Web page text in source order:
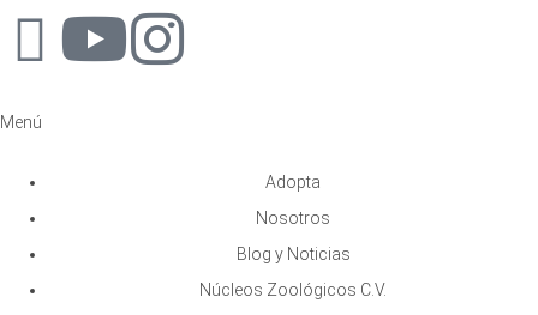
Menú
Adopta
Nosotros
Blog y Noticias
Núcleos Zoológicos C.V.